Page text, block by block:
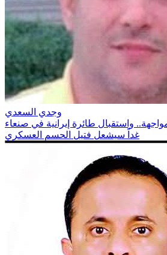
وجدي السعدي
واستقبال طائرة إيرانية في صنعاء
غداً سيشعل فتيل الحسم العسكري